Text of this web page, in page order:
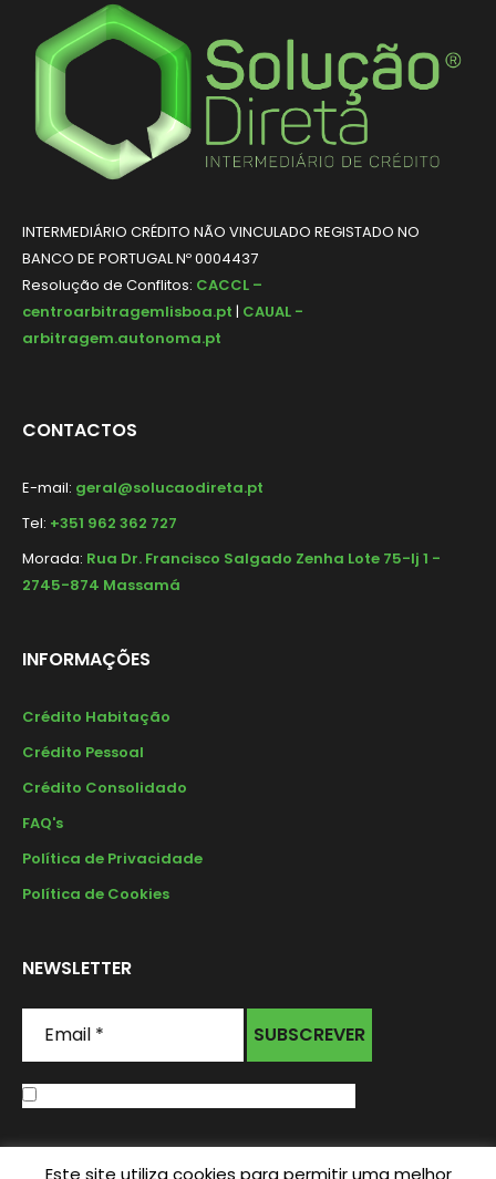
INTERMEDIÁRIO CRÉDITO NÃO VINCULADO REGISTADO NO
BANCO DE PORTUGAL Nº 0004437
Resolução de Conflitos: CACCL –
centroarbitragemlisboa.pt | CAUAL -
arbitragem.autonoma.pt
CONTACTOS
E-mail: geral@solucaodireta.pt
Tel: +351 962 362 727
Morada: Rua Dr. Francisco Salgado Zenha Lote 75-lj 1 -
2745-874 Massamá
INFORMAÇÕES
Crédito Habitação
Crédito Pessoal
Crédito Consolidado
FAQ's
Política de Privacidade
Política de Cookies
NEWSLETTER
Este site utiliza cookies para permitir uma melhor